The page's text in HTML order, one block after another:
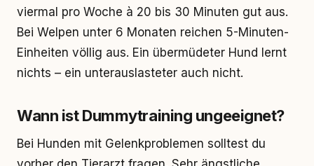
viermal pro Woche à 20 bis 30 Minuten gut aus.
Bei Welpen unter 6 Monaten reichen 5-Minuten-
Einheiten völlig aus. Ein übermüdeter Hund lernt
nichts – ein unterauslasteter auch nicht.
Wann ist Dummytraining ungeeignet?
Bei Hunden mit Gelenkproblemen solltest du